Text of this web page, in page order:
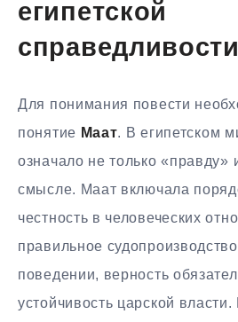
египетской
справедливости
Для понимания повести
понятие Маат. В египетском
означало не только «правду»
смысле. Маат включала
честность в человеческих
правильное
поведении, верность
устойчивость царской